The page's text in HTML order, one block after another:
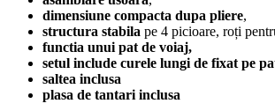
dimensiune compacta dupa pliere,
structura stabila pe 4 picioare, roți
functia unui pat de voiaj,
setul include curele lungi de fixat pe
saltea inclusa
plasa de tantari inclusa